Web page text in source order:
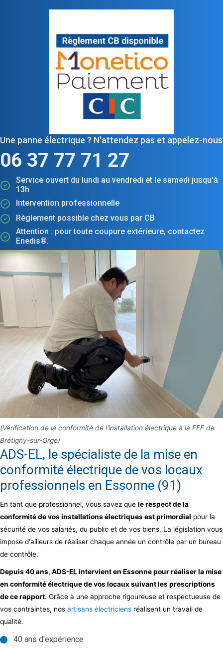
Une panne électrique ? N'attendez pas et appelez-nous
06 37 77 71 27
Service ouvert du lundi au vendredi et le samedi jusqu'à
13h
Intervention professionnelle
Règlement possible chez vous par CB
Attention : pour toute coupure extérieure, contactez
Enedis®.
(Vérification de la conformité de l'installation électrique à la FFF de
Brétigny-sur-Orge)
ADS-EL, le spécialiste de la mise en
conformité électrique de vos locaux
professionnels en Essonne (91)
En tant que professionnel, vous savez que le respect de la
conformité de vos installations électriques est primordial pour la
sécurité de vos salariés, du public et de vos biens. La législation vous
impose d'ailleurs de réaliser chaque année un contrôle par un bureau
de contrôle.
Depuis 40 ans, ADS-EL intervient en Essonne pour réaliser la mise
en conformité électrique de vos locaux suivant les prescriptions
de ce rapport. Grâce à une approche rigoureuse et respectueuse de
vos contraintes, nos artisans électriciens réalisent un travail de
qualité.
40 ans d'expérience